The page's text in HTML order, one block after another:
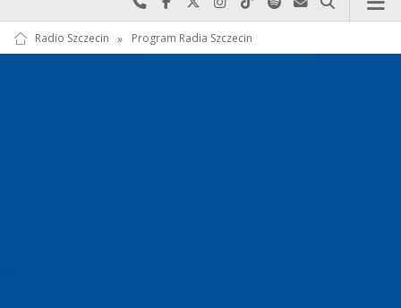
Radio Szczecin » Program Radia Szczecin